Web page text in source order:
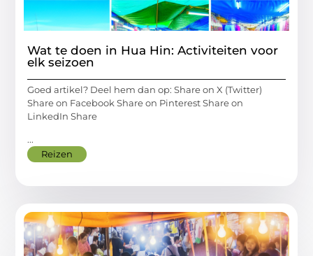
Wat te doen in Hua Hin: Activiteiten voor
elk seizoen
Goed artikel? Deel hem dan op: Share on X (Twitter)
Share on Facebook Share on Pinterest Share on
LinkedIn Share
...
Reizen